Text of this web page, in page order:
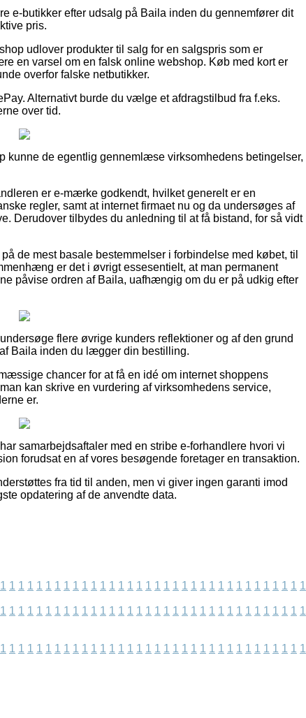
e-butikker efter udsalg på Baila inden du gennemfører dit
pris.
udlover produkter til salg for en salgspris som er
en varsel om en falsk online webshop. Køb med kort er
overfor falske netbutikker.
Alternativt burde du vælge et afdragstilbud fra f.eks.
over tid.
kunne de egentlig gennemlæse virksomhedens betingelser,
er e-mærke godkendt, hvilket generelt er en
regler, samt at internet firmaet nu og da undersøges af
Derudover tilbydes du anledning til at få bistand, for så vidt
de mest basale bestemmelser i forbindelse med købet, til
er det i øvrigt essesentielt, at man permanent
påvise ordren af Baila, uafhængig om du er på udkig efter
flere øvrige kunders reflektioner og af den grund
Baila inden du lægger din bestilling.
chancer for at få en idé om internet shoppens
kan skrive en vurdering af virksomhedens service,
er.
samarbejdsaftaler med en stribe e-forhandlere hvori vi
forudsat en af vores besøgende foretager en transaktion.
fra tid til anden, men vi giver ingen garanti imod
opdatering af de anvendte data.
1 1 1 1 1 1 1 1 1 1 1 1 1 1 1 1 1 1 1 1 1 1 1 1 1 1 1 1 1 1 1 1 1 1
1 1 1 1 1 1 1 1 1 1 1 1 1 1 1 1 1 1 1 1 1 1 1 1 1 1 1 1 1 1 1 1 1 1
1 1 1 1 1 1 1 1 1 1 1 1 1 1 1 1 1 1 1 1 1 1 1 1 1 1 1 1 1 1 1 1 1 1